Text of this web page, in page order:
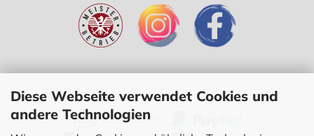
Diese Webseite verwendet Cookies und
andere Technologien
VERSAND UND ZAHLUNG:
VORAUSKASSE